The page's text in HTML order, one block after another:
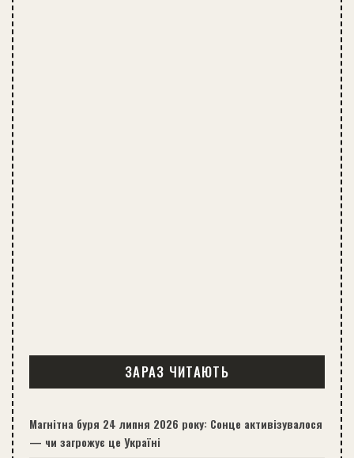
ЗАРАЗ ЧИТАЮТЬ
Магнітна буря 24 липня 2026 року: Сонце активізувалося
— чи загрожує це Україні